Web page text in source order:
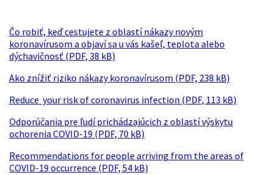
Čo robiť, keď cestujete z oblastí nákazy novým
koronavírusom a objaví sa u vás kašeľ, teplota alebo
dýchavičnosť (PDF, 38 kB)
Ako znížiť riziko nákazy koronavírusom (PDF, 238 kB)
Reduce your risk of coronavirus infection (PDF, 113 kB)
Odporúčania pre ľudí prichádzajúcich z oblastí výskytu
ochorenia COVID-19 (PDF, 70 kB)
Recommendations for people arriving from the areas of
COVID-19 occurrence (PDF, 54 kB)